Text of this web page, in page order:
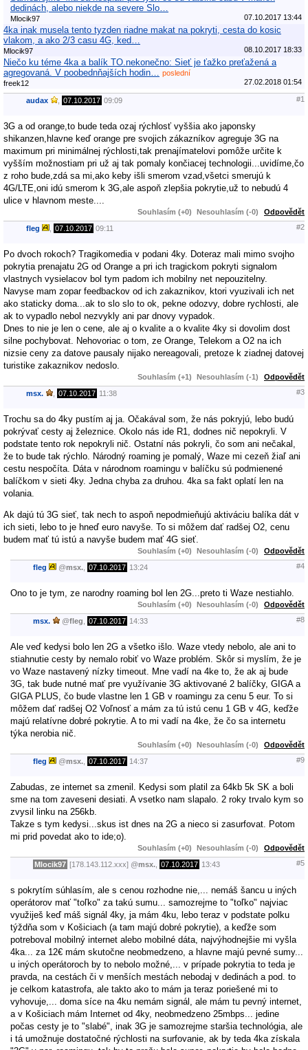
dedinách, alebo niekde na severe Slo…
Mlocik97 07.10.2017 13:44
4ka inak musela tento tyzden riadne makat na pokryti, cesta do kosic
vlakom, a ako 2/3 casu 4G, ked…
Mlocik97 08.10.2017 18:33
Niečo ku téme 4ka a balík TO.nekonečno: Sieť je ťažko preťažená a
agregovaná. V poobednňajších hodin…
poslední
freek12
27.02.2018 01:54
audax 07.10.2017 09:09 #1
3G a od orange,to bude teda ozaj rýchlosť vyššia ako japonsky
shikanzen,hlavne keď orange pre svojich zákazníkov agreguje 3G na
maximum pri minimálnej rýchlosti,tak prenajímatelovi pomôže určite k
vyšším možnostiam pri už aj tak pomaly končiacej technologii...uvidíme,čo
z roho bude,zdá sa mi,ako keby išli smerom vzad,všetci smerujú k
4G/LTE,oni idú smerom k 3G,ale aspoň zlepšia pokrytie,už to nebudú 4
ulice v hlavnom meste....
Souhlasím (+0) Nesouhlasím (-0) Odpovědět
fleg 07.10.2017 09:11 #2
Po dvoch rokoch? Tragikomedia v podani 4ky. Doteraz mali mimo svojho
pokrytia prenajatu 2G od Orange a pri ich tragickom pokryti signalom
vlastnych vysielacov bol tym padom ich mobilny net nepouzitelny.
Navyse mam zopar feedbackov od ich zakaznikov, ktori vyuzivali ich net
ako staticky doma...ak to slo slo to ok, pekne odozvy, dobre rychlosti, ale
ak to vypadlo nebol nezvykly ani par dnovy vypadok.
Dnes to nie je len o cene, ale aj o kvalite a o kvalite 4ky si dovolim dost
silne pochybovat. Nehovoriac o tom, ze Orange, Telekom a O2 na ich
nizsie ceny za datove pausaly nijako nereagovali, pretoze k ziadnej datovej
turistike zakaznikov nedoslo.
Souhlasím (+1) Nesouhlasím (-1) Odpovědět
msx. 07.10.2017 11:38 #3
Trochu sa do 4ky pustím aj ja. Očakával som, že nás pokryjú, lebo budú
pokrývať cesty aj železnice. Okolo nás ide R1, dodnes nič nepokryli. V
podstate tento rok nepokryli nič. Ostatní nás pokryli, čo som ani nečakal,
že to bude tak rýchlo. Národný roaming je pomalý, Waze mi cezeň žiaľ ani
cestu nespočíta. Dáta v národnom roamingu v balíčku sú podmienené
balíčkom v sieti 4ky. Jedna chyba za druhou. 4ka sa fakt oplatí len na
volania.
Ak dajú tú 3G sieť, tak nech to aspoň nepodmieňujú aktiváciu balíka dát v
ich sieti, lebo to je hneď euro navyše. To si môžem dať radšej O2, cenu
budem mať tú istú a navyše budem mať 4G sieť.
Souhlasím (+0) Nesouhlasím (-0) Odpovědět
fleg @msx. 07.10.2017 13:24 #4
Ono to je tym, ze narodny roaming bol len 2G...preto ti Waze nestiahlo.
Souhlasím (+0) Nesouhlasím (-0) Odpovědět
msx. @fleg 07.10.2017 14:33 #8
Ale veď kedysi bolo len 2G a všetko išlo. Waze vtedy nebolo, ale ani to
stiahnutie cesty by nemalo robiť vo Waze problém. Skôr si myslím, že je
vo Waze nastavený nízky timeout. Mne vadí na 4ke to, že ak aj bude
3G, tak bude nutné mať pre využívanie 3G aktivované 2 balíčky, GIGA a
GIGA PLUS, čo bude vlastne len 1 GB v roamingu za cenu 5 eur. To si
môžem dať radšej O2 Voľnosť a mám za tú istú cenu 1 GB v 4G, keďže
majú relatívne dobré pokrytie. A to mi vadí na 4ke, že čo sa internetu
týka nerobia nič.
Souhlasím (+0) Nesouhlasím (-0) Odpovědět
fleg @msx. 07.10.2017 14:37 #9
Zabudas, ze internet sa zmenil. Kedysi som platil za 64kb 5k SK a boli
sme na tom zaveseni desiati. A vsetko nam slapalo. 2 roky trvalo kym so
zvysil linku na 256kb.
Takze s tym kedysi...skus ist dnes na 2G a nieco si zasurfovat. Potom
mi prid povedat ako to ide;o).
Souhlasím (+0) Nesouhlasím (-0) Odpovědět
Mlocik97 [178.143.112.xxx] @msx. 07.10.2017 13:43 #5
s pokrytím súhlasím, ale s cenou rozhodne nie,... nemáš šancu u iných
operátorov mať "toľko" za takú sumu... samozrejme to "toľko" najviac
využiješ keď máš signál 4ky, ja mám 4ku, lebo teraz v podstate polku
týždňa som v Košiciach (a tam majú dobré pokrytie), a keďže som
potreboval mobilný internet alebo mobilné dáta, najvýhodnejšie mi vyšla
4ka... za 12€ mám skutočne neobmedzeno, a hlavne majú pevné sumy...
u iných operátoroch by to nebolo možné,... v prípade pokrytia to teda je
pravda, na cestách či v menších mestách nebodaj v dedinách a pod. to
je celkom katastrofa, ale takto ako to mám ja teraz poriešené mi to
vyhovuje,... doma síce na 4ku nemám signál, ale mám tu pevný internet,
a v Košiciach mám Internet od 4ky, neobmedzeno 25mbps... jedine
počas cesty je to "slabé", inak 3G je samozrejme staršia technológia, ale
i tá umožnuje dostatočné rýchlosti na surfovanie, ak by teda 4ka získala